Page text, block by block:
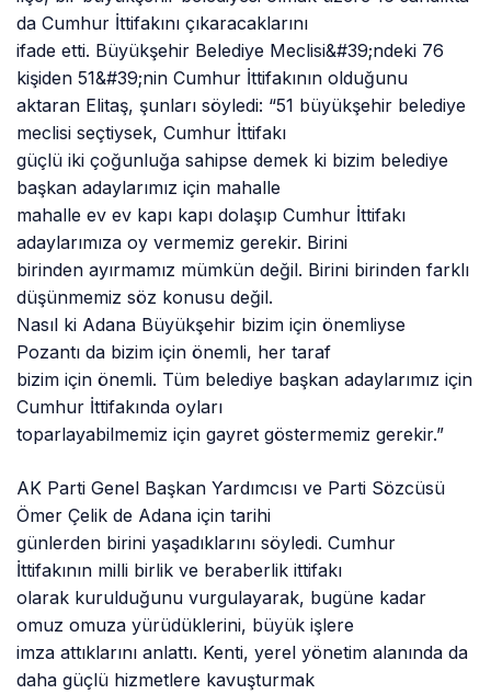
da Cumhur İttifakını çıkaracaklarını
ifade etti. Büyükşehir Belediye Meclisi&#39;ndeki 76
kişiden 51&#39;nin Cumhur İttifakının olduğunu
aktaran Elitaş, şunları söyledi: “51 büyükşehir belediye
meclisi seçtiysek, Cumhur İttifakı
güçlü iki çoğunluğa sahipse demek ki bizim belediye
başkan adaylarımız için mahalle
mahalle ev ev kapı kapı dolaşıp Cumhur İttifakı
adaylarımıza oy vermemiz gerekir. Birini
birinden ayırmamız mümkün değil. Birini birinden farklı
düşünmemiz söz konusu değil.
Nasıl ki Adana Büyükşehir bizim için önemliyse
Pozantı da bizim için önemli, her taraf
bizim için önemli. Tüm belediye başkan adaylarımız için
Cumhur İttifakında oyları
toparlayabilmemiz için gayret göstermemiz gerekir.”
AK Parti Genel Başkan Yardımcısı ve Parti Sözcüsü
Ömer Çelik de Adana için tarihi
günlerden birini yaşadıklarını söyledi. Cumhur
İttifakının milli birlik ve beraberlik ittifakı
olarak kurulduğunu vurgulayarak, bugüne kadar
omuz omuza yürüdüklerini, büyük işlere
imza attıklarını anlattı. Kenti, yerel yönetim alanında da
daha güçlü hizmetlere kavuşturmak